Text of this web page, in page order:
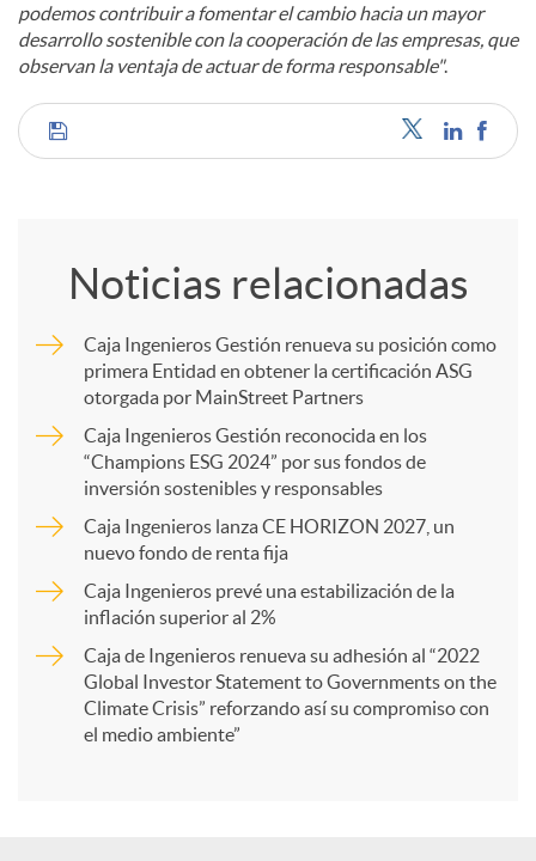
podemos contribuir a fomentar el cambio hacia un mayor
desarrollo sostenible con la cooperación de las empresas, que
observan la ventaja de actuar de forma responsable".
C
r
Noticias relacionadas
Caja Ingenieros Gestión renueva su posición como
primera Entidad en obtener la certificación ASG
otorgada por MainStreet Partners
Caja Ingenieros Gestión reconocida en los
“Champions ESG 2024” por sus fondos de
inversión sostenibles y responsables
Caja Ingenieros lanza CE HORIZON 2027, un
nuevo fondo de renta fija
Caja Ingenieros prevé una estabilización de la
inflación superior al 2%
Caja de Ingenieros renueva su adhesión al “2022
Global Investor Statement to Governments on the
Climate Crisis” reforzando así su compromiso con
el medio ambiente”